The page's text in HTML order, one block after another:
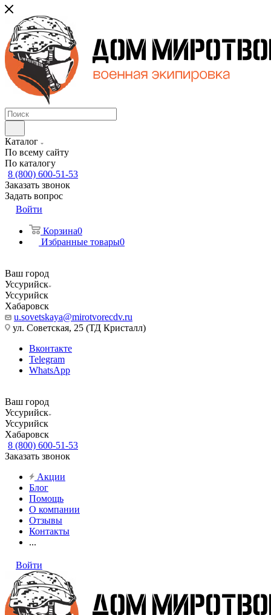
Каталог
По всему сайту
По каталогу
8 (800) 600-51-53
Заказать звонок
Задать вопрос
Войти
Корзина0
Избранные товары0
Ваш город
Уссурийск
Уссурийск
Хабаровск
u.sovetskaya@mirotvorecdv.ru
ул. Советская, 25 (ТД Кристалл)
Вконтакте
Telegram
WhatsApp
Ваш город
Уссурийск
Уссурийск
Хабаровск
8 (800) 600-51-53
Заказать звонок
Акции
Блог
Помощь
О компании
Отзывы
Контакты
...
Войти